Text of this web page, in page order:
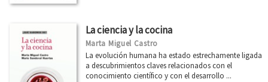
La ciencia y la cocina
Marta Miguel Castro
La evolución humana ha estado estrechamente ligada
a descubrimientos claves relacionados con el
conocimiento científico y con el desarrollo ...